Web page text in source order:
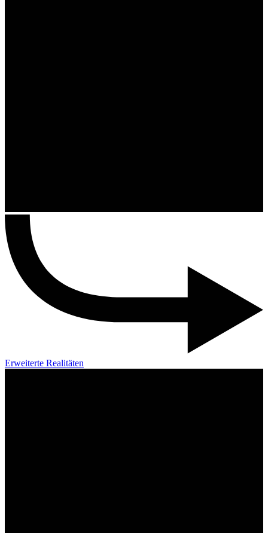
Erweiterte Realitäten